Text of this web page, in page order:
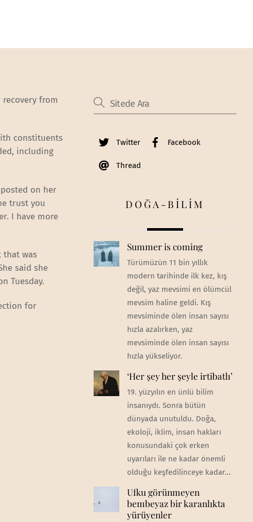
from
constituents
including
on her
trust you
I have more
that was
said she
Tuesday.
for
Twitter Facebook
Thread
DOĞA-BİLİM
Summer is coming
Türümüzün 11 bin yıllık
modern tarihinde ilk kez, kış
değil, yaz mevsimi en ölümcül
mevsim haline geldi. Kış
mevsiminde ölen insan sayısı
hızla azalırken, yaz
mevsiminde ölen insan sayısı
hızla yükseliyor.
‘Her şey her şeyle irtibatlı’
19. yüzyılın en ünlü bilim
insanıydı. Sonra bütün
dünyada unutuldu. Doğa,
ekoloji, iklim, insan hakları
konusundaki çok erken
uyarıları ile ne kadar önemli
olduğu keşfedilinceye kadar...
Ufku görünmeyen
bembeyaz bir karanlıkta
yürüyenler